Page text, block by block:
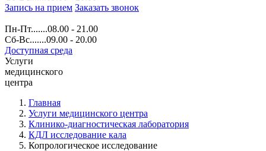
Запись на прием Заказать звонок
Пн-Пт.......08.00 - 21.00
Сб-Вс.......09.00 - 20.00
Доступная среда
Услуги
медицинского
центра
Главная
Услуги медицинского центра
Клинико-диагностическая лаборатория
КДЛ исследование кала
Копрологическое исследование